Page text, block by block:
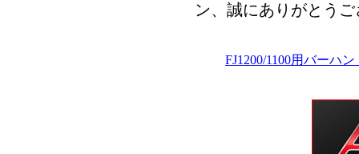
ン、誠にありがとう
FJ1200/1100用バーハ